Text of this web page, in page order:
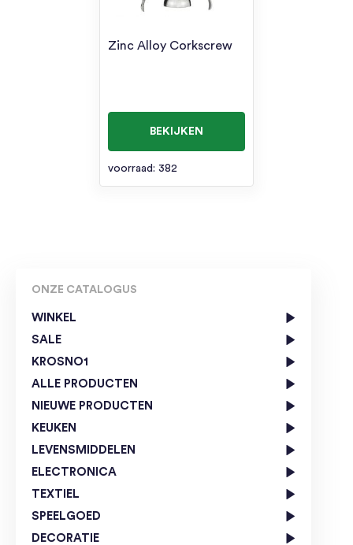
ONZE CATALOGUS
WINKEL
SALE
KROSNO1
ALLE PRODUCTEN
NIEUWE PRODUCTEN
KEUKEN
LEVENSMIDDELEN
ELECTRONICA
TEXTIEL
SPEELGOED
DECORATIE
Zinc Alloy Corkscrew
BEKIJKEN
voorraad: 382